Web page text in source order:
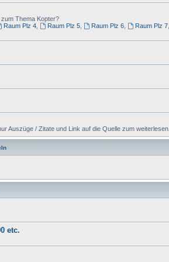
Thema Kopter?
Raum Plz 4 Raum Plz 5 Raum Plz 6, Raum Plz 7,
Auszüge / Zitate und Link auf die Quelle zum weiterlesen.
etc.